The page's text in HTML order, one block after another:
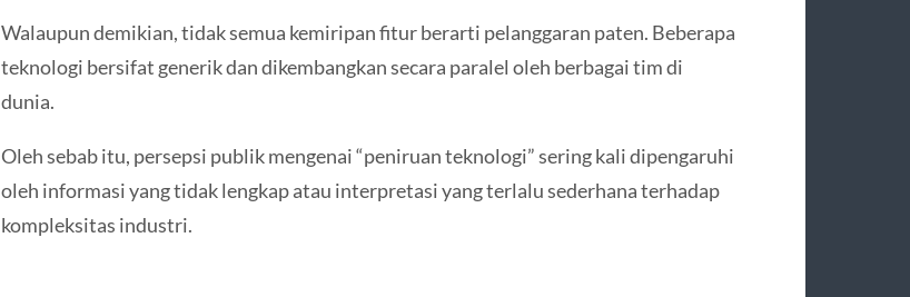
Walaupun demikian, tidak semua kemiripan fitur berarti pelanggaran paten. Beberapa
teknologi bersifat generik dan dikembangkan secara paralel oleh berbagai tim di
dunia.
Oleh sebab itu, persepsi publik mengenai “peniruan teknologi” sering kali dipengaruhi
oleh informasi yang tidak lengkap atau interpretasi yang terlalu sederhana terhadap
kompleksitas industri.